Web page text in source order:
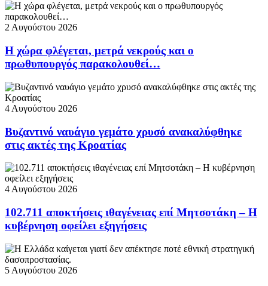
2 Αυγούστου 2026
Η χώρα φλέγεται, μετρά νεκρούς και ο
πρωθυπουργός παρακολουθεί…
4 Αυγούστου 2026
Βυζαντινό ναυάγιο γεμάτο χρυσό ανακαλύφθηκε
στις ακτές της Κροατίας
4 Αυγούστου 2026
102.711 αποκτήσεις ιθαγένειας επί Μητσοτάκη – Η
κυβέρνηση οφείλει εξηγήσεις
5 Αυγούστου 2026